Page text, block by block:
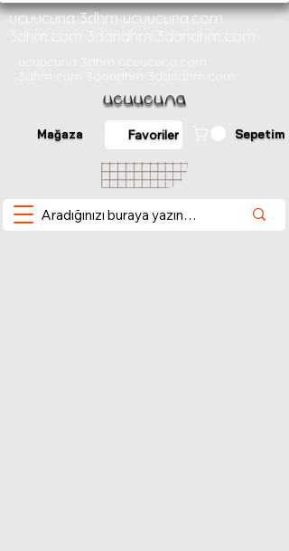
Mağaza Sepetim
Favoriler
ucuucuna 3dhm ucuucuna.com